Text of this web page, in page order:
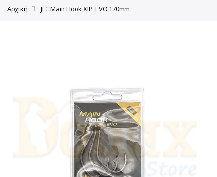
Αρχική JLC Main Hook XIPI EVO 170mm